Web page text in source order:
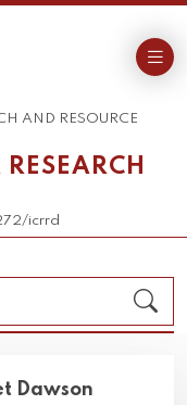
AND RESOURCE
icrrd
Dawson